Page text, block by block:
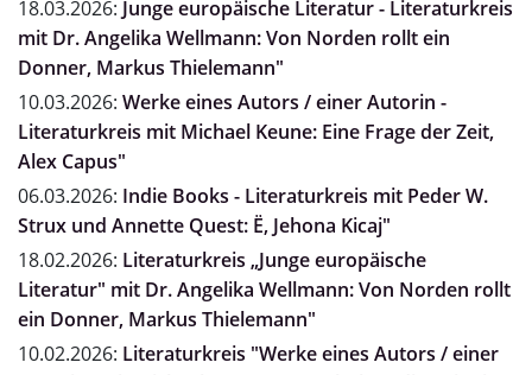
18.03.2026: Junge europäische Literatur - Literaturkreis
mit Dr. Angelika Wellmann: Von Norden rollt ein
Donner, Markus Thielemann"
10.03.2026: Werke eines Autors / einer Autorin -
Literaturkreis mit Michael Keune: Eine Frage der Zeit,
Alex Capus"
06.03.2026: Indie Books - Literaturkreis mit Peder W.
Strux und Annette Quest: Ë, Jehona Kicaj"
18.02.2026: Literaturkreis „Junge europäische
Literatur" mit Dr. Angelika Wellmann: Von Norden rollt
ein Donner, Markus Thielemann"
10.02.2026: Literaturkreis "Werke eines Autors / einer